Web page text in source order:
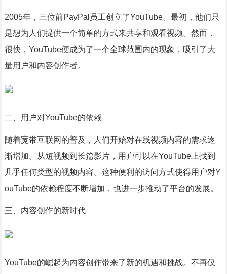
2005年，三位前PayPal员工创立了YouTube。最初，他们只
是想为人们提供一个简单的方式来共享和观看视频。然而，
很快，YouTube便成为了一个全球范围内的现象，吸引了大
量用户和内容创作者。
二、用户对YouTube的依赖
随着宽带互联网的普及，人们开始对在线视频内容的需求逐
渐增加。从短视频到长篇影片，用户可以在YouTube上找到
几乎任何类型的视频内容。这种便利的访问方式使得用户对Y
ouTube的依赖程度不断增加，也进一步推动了平台的发展。
三、内容创作的新时代
YouTube的崛起为内容创作带来了新的机遇和挑战。不再仅